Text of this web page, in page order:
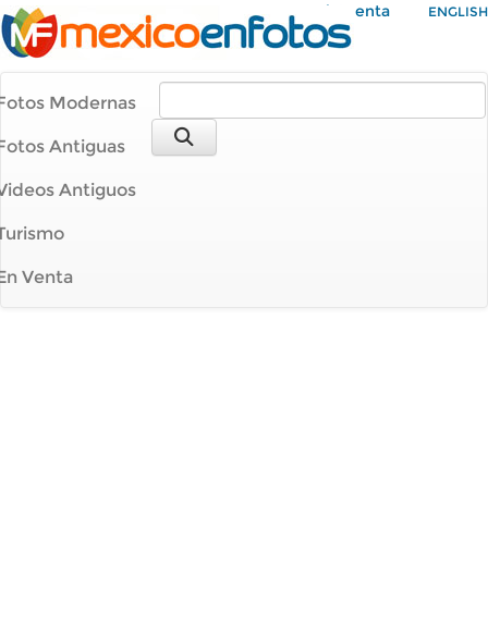
Mi Cuenta ENGLISH
Modernas
Antiguas
Antiguos
Venta